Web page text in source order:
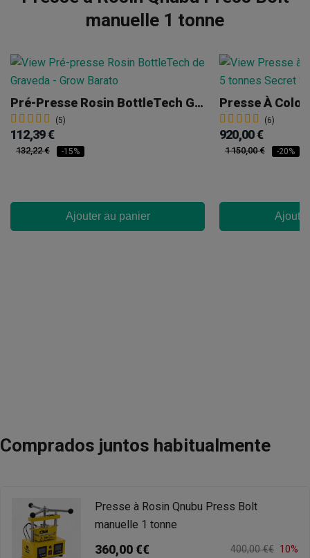
manuelle 1 tonne
Pré-Presse Rosin BottleTech Graveda
(5)
112,39 €
132,22 € -15%
Ajouter au panier
(6)
920,00 €
1 150,00 € -20%
Comprados juntos habitualmente
Presse à Rosin Qnubu Press Bolt
manuelle 1 tonne
360,00 €€ 400,00 €€ 10%